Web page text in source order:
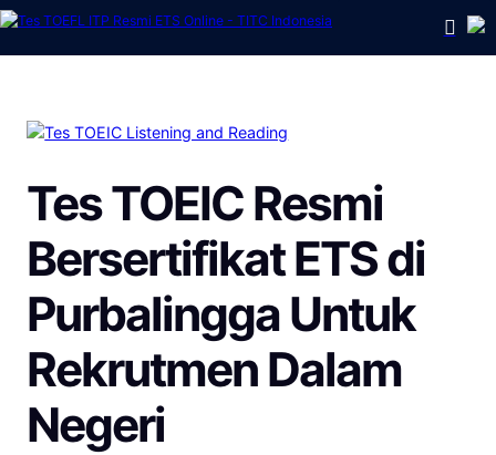
Tes TOEIC Resmi
Bersertifikat ETSdi
PurbalinggaUntuk
Rekrutmen Dalam
Negeri